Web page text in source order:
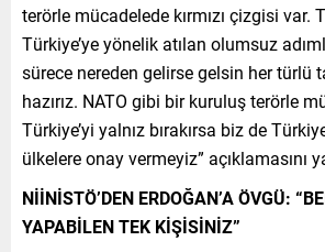
terörle mücadelede kırmızı çizgisi var.
Türkiye’ye yönelik atılan olumsuz
sürece nereden gelirse gelsin her türlü
hazırız. NATO gibi bir kuruluş terörle
Türkiye’yi yalnız bırakırsa biz de
ülkelere onay vermeyiz” açıklamasını
NİİNİSTÖ’DEN ERDOĞAN’A ÖVGÜ:
YAPABİLEN TEK KİŞİSİNİZ”